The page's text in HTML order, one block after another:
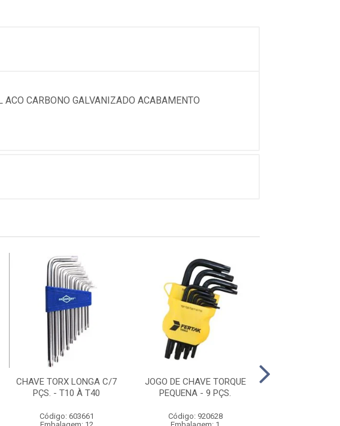
CARBONO GALVANIZADO ACABAMENTO
CHAVE TORX LONGA C/7
PÇS. - T10 À T40
Código: 603661
JOGO DE CHAVE TORQUE
PEQUENA - 9 PÇS.
Código: 920628